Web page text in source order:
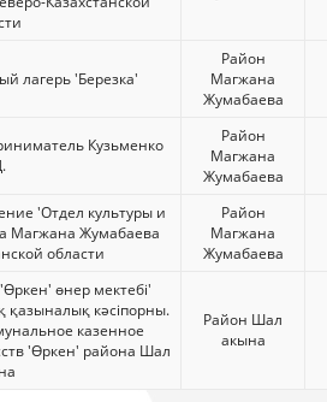
лагерь 'Березка'
Район
Магжана
Жумабаева
Кузьменко
Район
Магжана
Жумабаева
'Отдел культуры и
Магжана Жумабаева
области
Район
Магжана
Жумабаева
өнер мектебі'
қазыналық кәсіпорны.
казенное
'Өркен' района Шал
Район Шал
акына